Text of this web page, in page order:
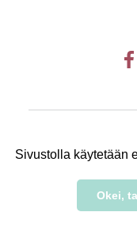
Sivustolla käytetään
Okei,